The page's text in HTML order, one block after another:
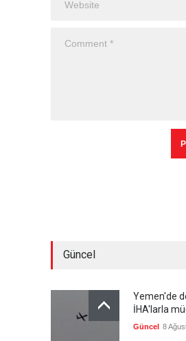
Güncel
Yemen'de
İHA'larla
Güncel 8